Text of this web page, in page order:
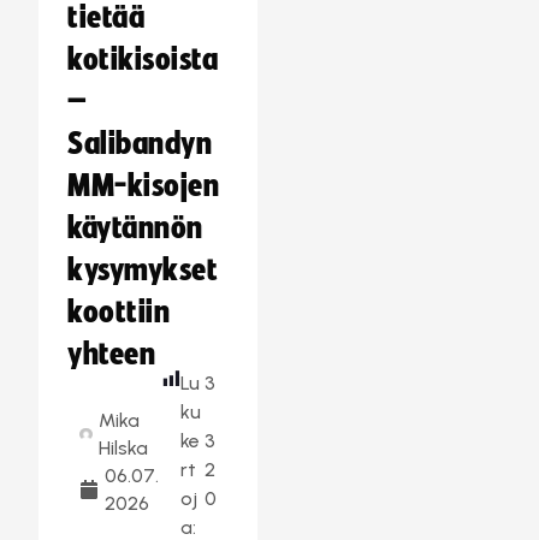
tietää
kotikisoista
–
Salibandyn
MM-kisojen
käytännön
kysymykset
koottiin
yhteen
Mika
Hilska
06.07.
2026
Lu
ku
ke
rt
oj
a:
3
3
2
0